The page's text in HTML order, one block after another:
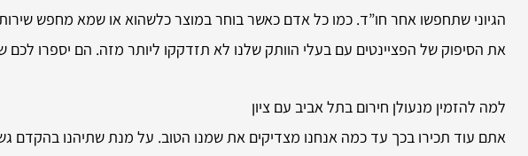
הגיוני שתחפשו אחר חו”ד. כמו כל אדם כאשר בוחר במוצר כלשהוא או שמא מחפש
את הסיפוק של הפציינטים עם בעלי הוותק שלנו לא תזדקקו ליותר מזה. הם יספרו
למה להזמין מנעולן חירום בתל אביב עם ציון
אתם עוד תכירו בכך עד כמה אנחנו מצדיקים את שמנו הטוב. על מנת שתיהנו בהקדם